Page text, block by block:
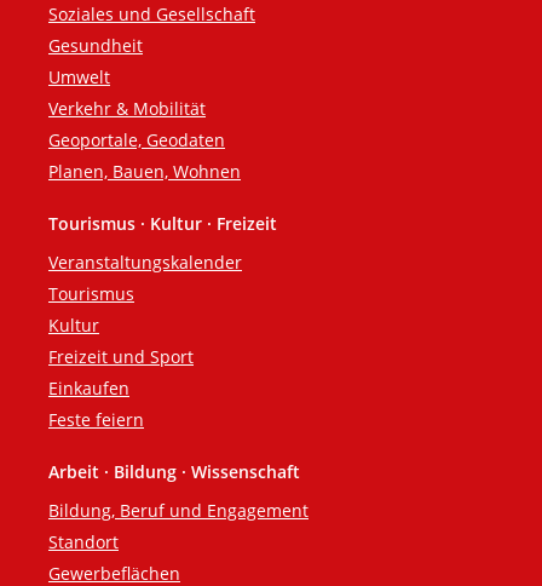
Soziales und Gesellschaft
Gesundheit
Umwelt
Verkehr & Mobilität
Geoportale, Geodaten
Planen, Bauen, Wohnen
Tourismus · Kultur · Freizeit
Veranstaltungskalender
Tourismus
Kultur
Freizeit und Sport
Einkaufen
Feste feiern
Arbeit · Bildung · Wissenschaft
Bildung, Beruf und Engagement
Standort
Gewerbeflächen